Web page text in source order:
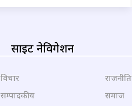
साइट नेविगेशन
विचार
सम्पादकीय
राजनीति
समाज